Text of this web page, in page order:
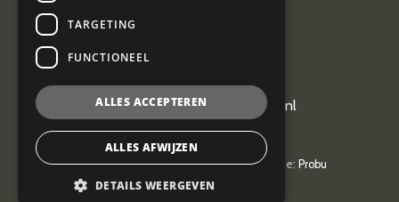
kantoor@vangeel-vanderplas.nl
© 2026Van Geel & van der Plas| Realisatie: Probu
Privacyverklaring
Privacyverklaring
TARGETING
FUNCTIONEEL
ALLES ACCEPTEREN
ALLES AFWIJZEN
DETAILS WEERGEVEN